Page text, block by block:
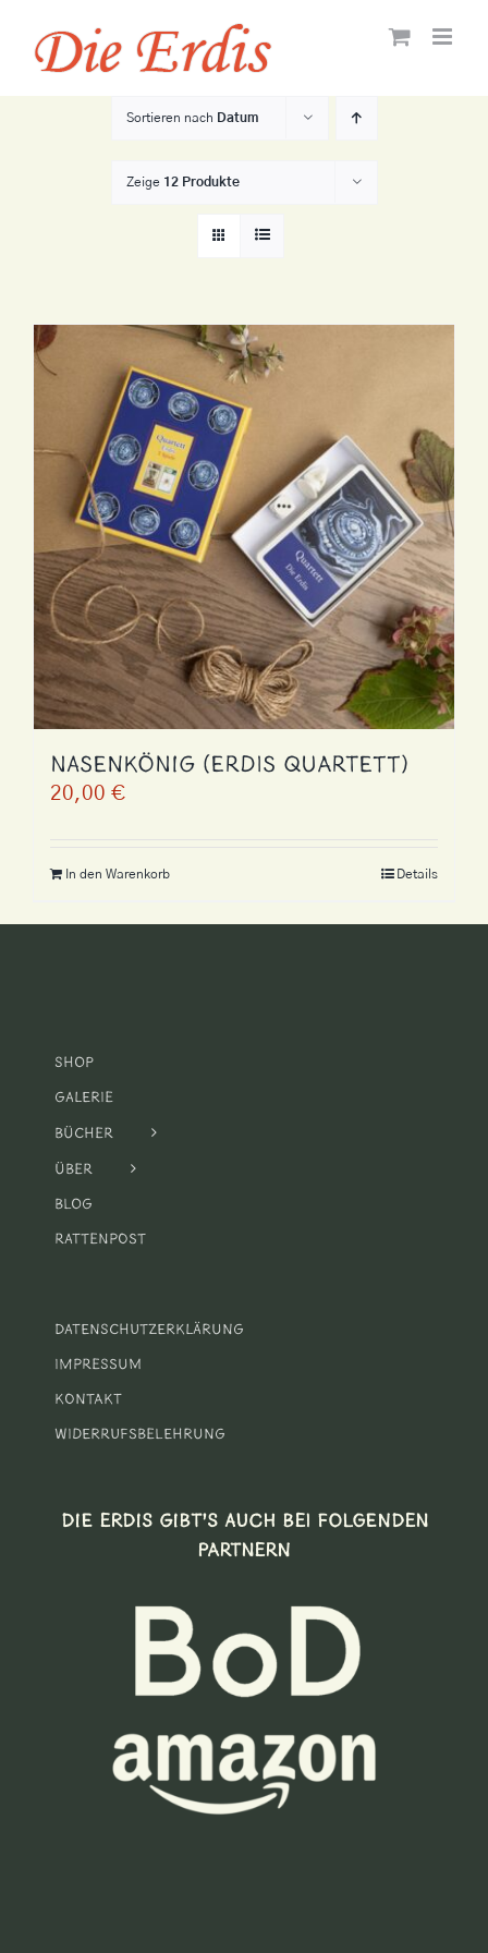
Inhalt
springen
Sortieren nach Datum
Zeige 12 Produkte
Nasenkönig (Erdis Quartett)
20,00 €
In den Warenkorb Details
Shop
Galerie
Bücher
Über
Blog
Rattenpost
Datenschutzerklärung
Impressum
Kontakt
Widerrufsbelehrung
DIE ERDIS GIBT’S AUCH BEI FOLGENDEN
PARTNERN